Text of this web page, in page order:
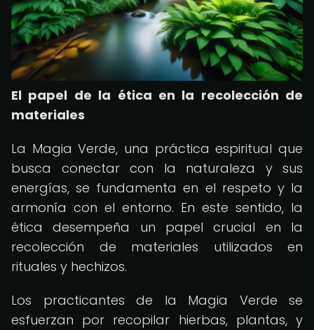
El papel de la ética en la recolección de
materiales
La Magia Verde, una práctica espiritual que
busca conectar con la naturaleza y sus
energías, se fundamenta en el respeto y la
armonía con el entorno. En este sentido, la
ética desempeña un papel crucial en la
recolección de materiales utilizados en
rituales y hechizos.
Los practicantes de la Magia Verde se
esfuerzan por recopilar hierbas, plantas, y